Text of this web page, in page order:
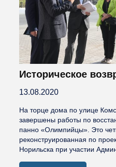
Историческое
13.08.2020
На торце дома по улице
завершены работы по
панно «Олимпийцы». Это
реконструированная по
Норильска при участии